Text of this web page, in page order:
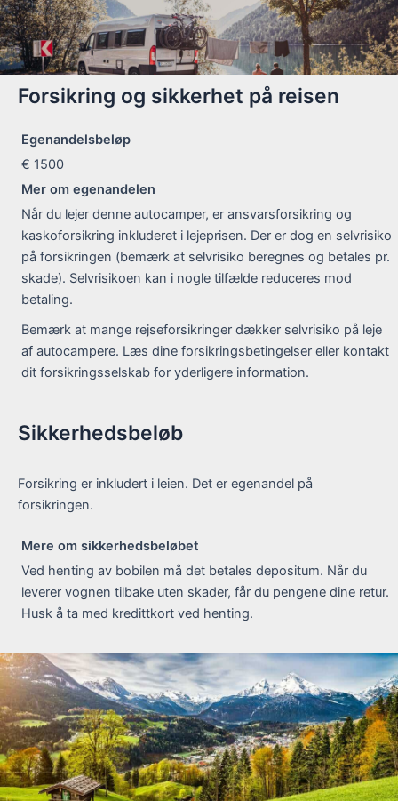
Forsikring og sikkerhet på reisen
Egenandelsbeløp
€ 1500
Mer om egenandelen
Når du lejer denne autocamper, er ansvarsforsikring og
kaskoforsikring inkluderet i lejeprisen. Der er dog en selvrisiko
på forsikringen (bemærk at selvrisiko beregnes og betales pr.
skade). Selvrisikoen kan i nogle tilfælde reduceres mod
betaling.
Bemærk at mange rejseforsikringer dækker selvrisiko på leje
af autocampere. Læs dine forsikringsbetingelser eller kontakt
dit forsikringsselskab for yderligere information.
Sikkerhedsbeløb
Forsikring er inkludert i leien. Det er egenandel på
forsikringen.
Mere om sikkerhedsbeløbet
Ved henting av bobilen må det betales depositum. Når du
leverer vognen tilbake uten skader, får du pengene dine retur.
Husk å ta med kredittkort ved henting.